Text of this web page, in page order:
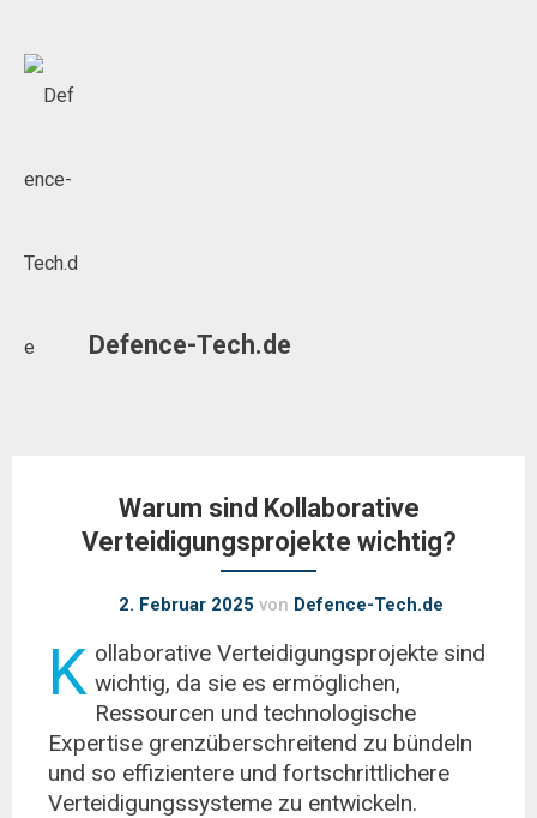
Skip
Defence-Tech.de
Warum sind Kollaborative
Verteidigungsprojekte wichtig?
2. Februar 2025 von Defence-Tech.de
K ollaborative Verteidigungsprojekte sind
wichtig, da sie es ermöglichen,
Ressourcen und technologische
Expertise grenzüberschreitend zu bündeln
und so effizientere und fortschrittlichere
Verteidigungssysteme zu entwickeln.